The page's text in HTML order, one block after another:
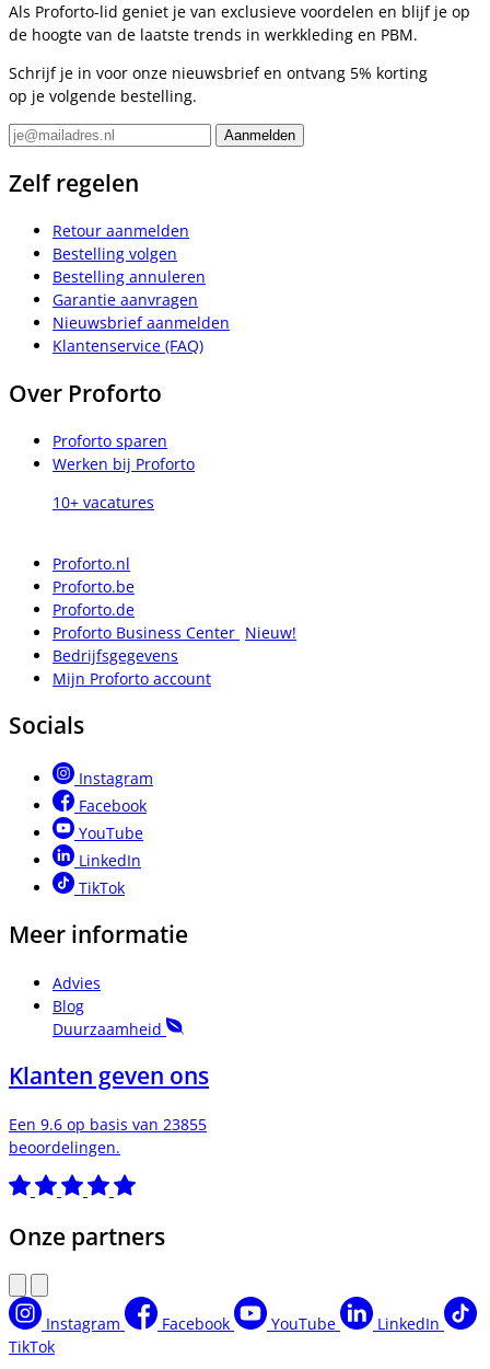
Als Proforto-lid geniet je van exclusieve voordelen en blijf je op
de hoogte van de laatste trends in werkkleding en PBM.
Schrijf je in voor onze nieuwsbrief en ontvang 5% korting
op je volgende bestelling.
Zelf regelen
Retour aanmelden
Bestelling volgen
Bestelling annuleren
Garantie aanvragen
Nieuwsbrief aanmelden
Klantenservice (FAQ)
Over Proforto
Proforto sparen
Werken bij Proforto
10+ vacatures
Proforto.nl
Proforto.be
Proforto.de
Proforto Business Center Nieuw!
Bedrijfsgegevens
Mijn Proforto account
Socials
Instagram
Facebook
YouTube
LinkedIn
TikTok
Meer informatie
Advies
Blog
Duurzaamheid
Klanten geven ons
Een 9.6 op basis van 23855
beoordelingen.
Onze partners
Instagram Facebook YouTube
LinkedIn
TikTok